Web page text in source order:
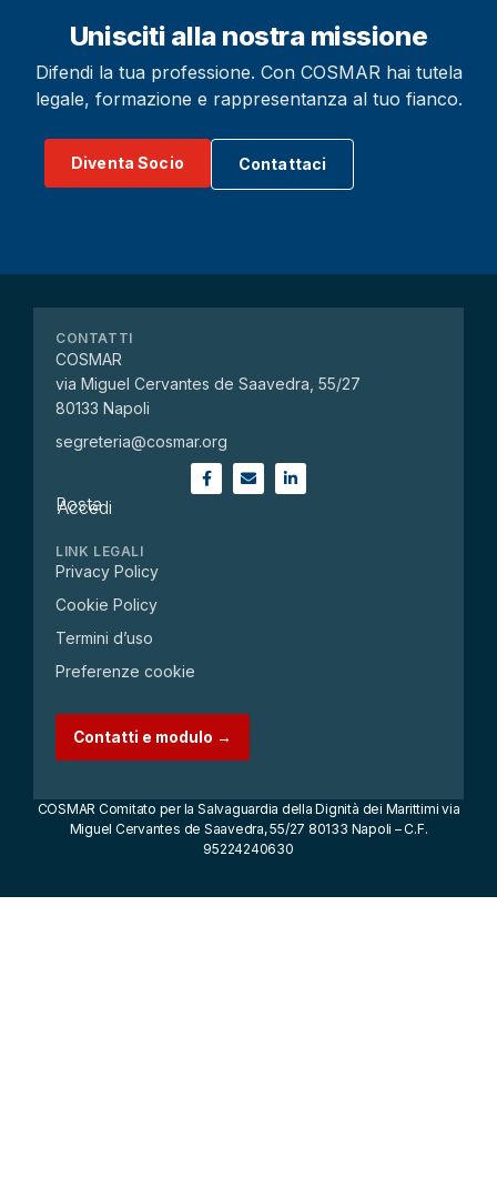
Unisciti alla nostra missione
Difendi la tua professione. Con COSMAR hai tutela
legale, formazione e rappresentanza al tuo fianco.
Diventa Socio Contattaci
CONTATTI
COSMAR
via Miguel Cervantes de Saavedra, 55/27
80133 Napoli
segreteria@cosmar.org
Posta
Accedi
LINK LEGALI
Privacy Policy
Cookie Policy
Termini d’uso
Preferenze cookie
Contatti e modulo →
COSMAR Comitato per la Salvaguardia della Dignità dei Marittimi via
Miguel Cervantes de Saavedra, 55/27 80133 Napoli – C.F.
95224240630